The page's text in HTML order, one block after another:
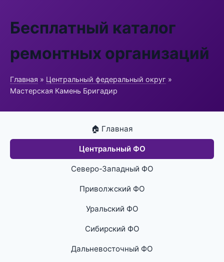
Бесплатный каталог
ремонтных организаций
Главная » Центральный федеральный округ »
Мастерская Камень Бригадир
🏠 Главная
Центральный ФО
Северо-Западный ФО
Приволжский ФО
Уральский ФО
Сибирский ФО
Дальневосточный ФО